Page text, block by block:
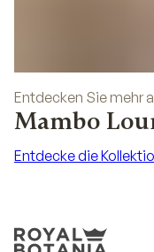
Entdecken Sie mehr
Mambo
Entdecke die